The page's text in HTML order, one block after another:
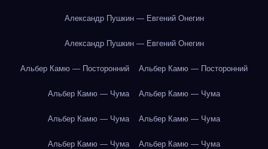
Александр Пушкин — Евгений Онегин
Александр Пушкин — Евгений Онегин
Альбер Камю — Посторонний Альбер Камю — Посторонний
Альбер Камю — Чума Альбер Камю — Чума
Альбер Камю — Чума Альбер Камю — Чума
Альбер Камю — Чума Альбер Камю — Чума